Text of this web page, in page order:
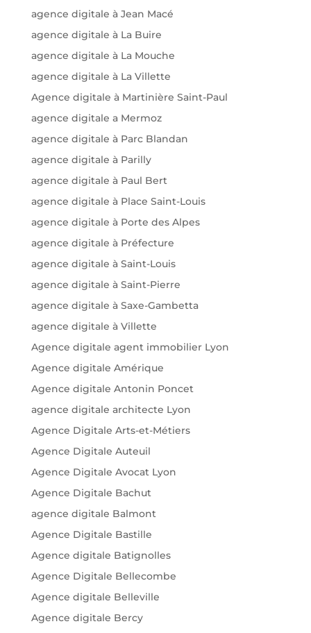
agence digitale à Jean Macé
agence digitale à La Buire
agence digitale à La Mouche
agence digitale à La Villette
Agence digitale à Martinière Saint-Paul
agence digitale a Mermoz
agence digitale à Parc Blandan
agence digitale à Parilly
agence digitale à Paul Bert
agence digitale à Place Saint-Louis
agence digitale à Porte des Alpes
agence digitale à Préfecture
agence digitale à Saint-Louis
agence digitale à Saint-Pierre
agence digitale à Saxe-Gambetta
agence digitale à Villette
Agence digitale agent immobilier Lyon
Agence digitale Amérique
Agence digitale Antonin Poncet
agence digitale architecte Lyon
Agence Digitale Arts-et-Métiers
Agence Digitale Auteuil
Agence Digitale Avocat Lyon
Agence Digitale Bachut
agence digitale Balmont
Agence Digitale Bastille
Agence digitale Batignolles
Agence Digitale Bellecombe
Agence digitale Belleville
Agence digitale Bercy